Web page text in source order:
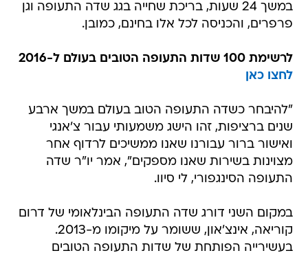
במשך 24 שעות, בריכת שחייה בגג שדה התעופה וגן
פרפרים, והכניסה לכל אלו בחינם, כמובן.
לרשימת 100 שדות התעופה הטובים בעולם ל-2016
לחצו כאן
"להיבחר כשדה התעופה הטוב בעולם במשך ארבע
שנים ברציפות, זהו הישג משמעותי עבור צ'אנגי
ואישור ברור עבורנו שאנו ממשיכים לרדוף אחר
מצוינות בשירות שאנו מספקים", אמר יו"ר שדה
התעופה הסינגפורי, לי סיוו.
במקום השני דורג שדה התעופה הבינלאומי של דרום
קוריאה, אינצ'און, ששומר על מיקומו מ-2013.
בעשירייה הפותחת של שדות התעופה הטובים